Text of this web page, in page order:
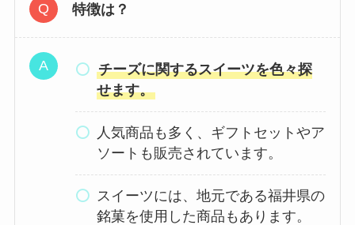
特徴は？
チーズに関するスイーツを色々探
せます。
人気商品も多く、ギフトセットやア
ソートも販売されています。
スイーツには、地元である福井県の
銘菓を使用した商品もあります。